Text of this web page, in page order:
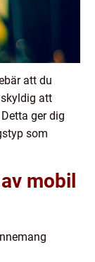
att du
att
ger dig
som
mobil